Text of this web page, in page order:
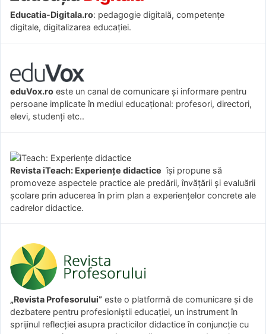
Educatia-Digitala.ro: pedagogie digitală, competențe
digitale, digitalizarea educației.
eduVox.ro este un canal de comunicare și informare pentru
persoane implicate în mediul educațional: profesori, directori,
elevi, studenți etc..
Revista iTeach: Experienţe didactice îşi propune să
promoveze aspectele practice ale predării, învăţării şi evaluării
şcolare prin aducerea în prim plan a experienţelor concrete ale
cadrelor didactice.
„Revista Profesorului” este o platformă de comunicare și de
dezbatere pentru profesioniștii educației, un instrument în
sprijinul reflecției asupra practicilor didactice în conjuncție cu